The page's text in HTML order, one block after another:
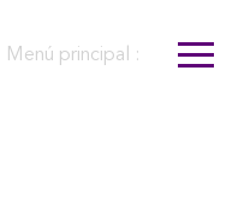
Menú principal :